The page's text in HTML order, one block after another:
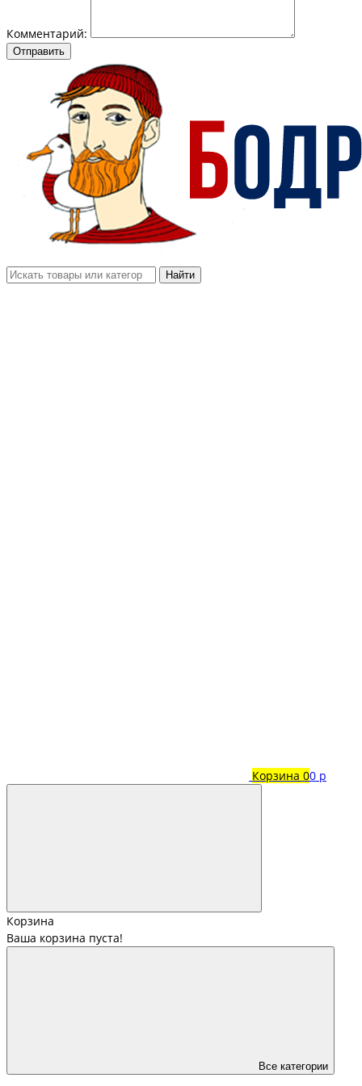
Комментарий:
Отправить
Найти
Корзина 00 р
Корзина
Ваша корзина пуста!
Все категории